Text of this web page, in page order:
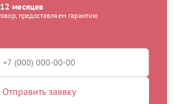
месяцев
предоставляем гарантию
Отправить заявку